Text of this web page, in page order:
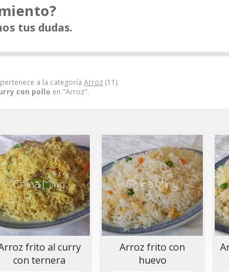
pertenece a la categoría Arroz (11).
con pollo en "Arroz".
tus dudas.
frito al curry
con ternera
Arroz frito con
huevo